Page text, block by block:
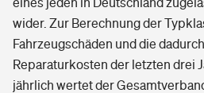
wider. Zur Berechnung der
Fahrzeugschäden und die
Reparaturkosten der letzten drei
jährlich wertet der